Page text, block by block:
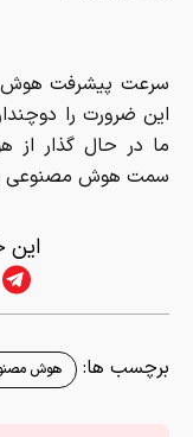
سرعت پیشرفت هوش
این ضرورت را
ما در حال گذار از
سمت هوش مصنوعی
این
برچسب ها: هوش